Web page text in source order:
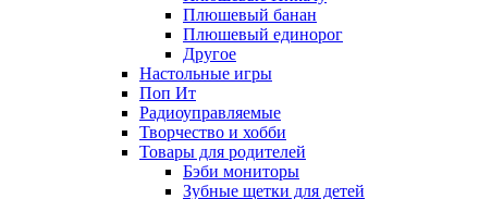
Плюшевый банан
Плюшевый единорог
Другое
Настольные игры
Поп Ит
Радиоуправляемые
Творчество и хобби
Товары для родителей
Бэби мониторы
Зубные щетки для детей